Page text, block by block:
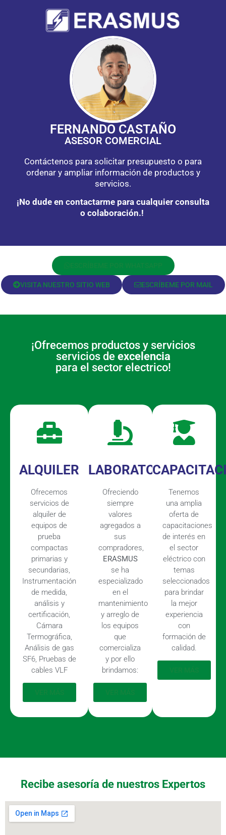
FERNANDO CASTAÑO
ASESOR COMERCIAL
Contáctenos para solicitar presupuesto o para
ordenar y ampliar información de productos y
servicios.
¡No dude en contactarme para cualquier consulta
o colaboración.!
VISITA NUESTRO SITIO WEB ESCRÍBEME POR MAIL
¡Ofrecemos productos y servicios
servicios de excelencia
para el sector electrico!
ALQUILER
Ofrecemos
servicios de
alquiler de
equipos de
prueba
compactas
primarias y
secundarias,
Instrumentación
de medida,
análisis y
certificación,
Cámara
Termográfica,
Análisis de gas
SF6, Pruebas de
cables VLF
LABORATORIO
Ofreciendo
siempre
valores
agregados a
sus
compradores,
ERASMUS
se ha
especializado
en el
mantenimiento
y arreglo de
los equipos
que
comercializa
y por ello
brindamos:
Tenemos
una amplia
oferta de
capacitaciones
de interés en
el sector
eléctrico con
temas
seleccionados
para brindar
la mejor
experiencia
con
formación de
calidad.
Recibe asesoría de nuestros Expertos